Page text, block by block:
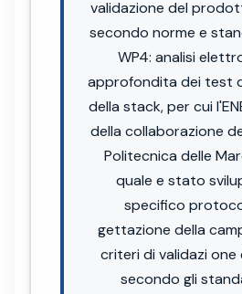
validazione del
secondo norme e
WP4: analisi
approfondita dei test
della stack, per cui
della collaborazione
Politecnica delle
quale e stato
specifico
gettazione della
criteri di validazi one
secondo gli